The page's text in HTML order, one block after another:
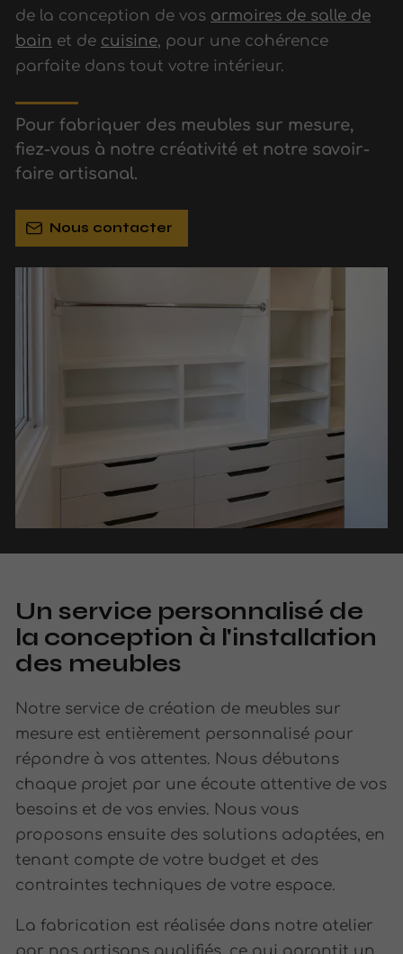
de la conception de vos armoires de salle de
bain et de cuisine, pour une cohérence
parfaite dans tout votre intérieur.
Pour fabriquer des meubles sur mesure,
fiez-vous à notre créativité et notre savoir-
faire artisanal.
Nous contacter
Un service personnalisé de
la conception à l'installation
des meubles
Notre service de création de meubles sur
mesure est entièrement personnalisé pour
répondre à vos attentes. Nous débutons
chaque projet par une écoute attentive de vos
besoins et de vos envies. Nous vous
proposons ensuite des solutions adaptées, en
tenant compte de votre budget et des
contraintes techniques de votre espace.
La fabrication est réalisée dans notre atelier